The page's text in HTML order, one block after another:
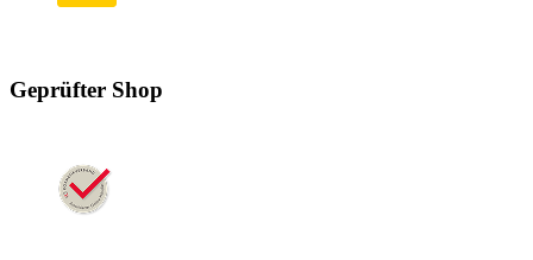
Geprüfter Shop